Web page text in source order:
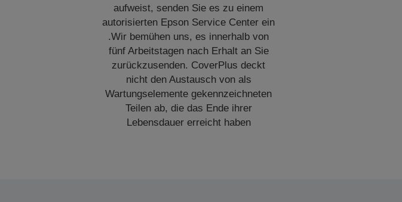
aufweist, senden Sie es zu einem
autorisierten Epson Service Center ein
.Wir bemühen uns, es innerhalb von
fünf Arbeitstagen nach Erhalt an Sie
zurückzusenden. CoverPlus deckt
nicht den Austausch von als
Wartungselemente gekennzeichneten
Teilen ab, die das Ende ihrer
Lebensdauer erreicht haben